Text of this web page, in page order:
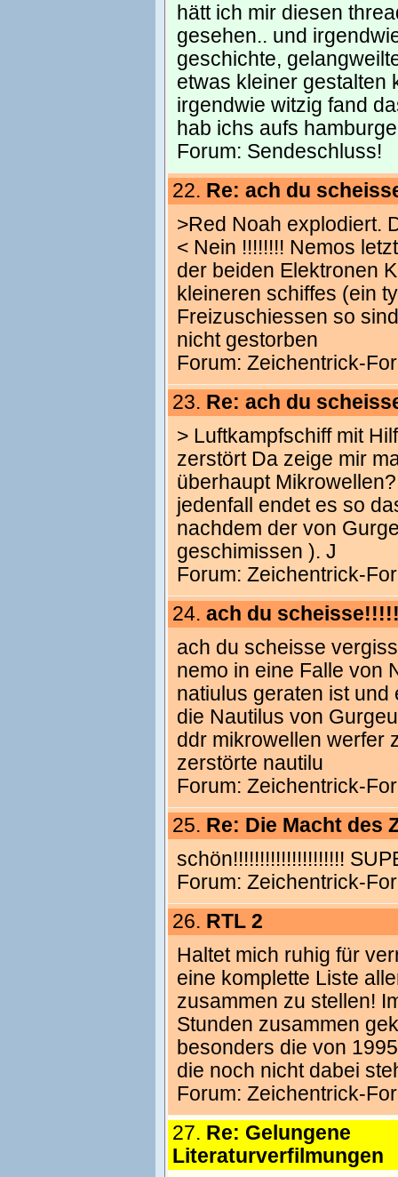
hätt ich mir diesen
gesehen.. und
geschichte,
etwas kleiner gestalten
irgendwie witzig fand
hab ichs aufs
Forum: Sendeschluss!
22. Re: ach du
>Red Noah explodiert.
< Nein !!!!!!!! Nemos
der beiden Elektronen
kleineren schiffes (ein
Freizuschiessen so
nicht gestorben
Forum: Zeichentrick-
23. Re: ach du
> Luftkampfschiff mit
zerstört Da zeige mir
überhaupt
jedenfall endet es so
nachdem der von
geschimissen ). J
Forum: Zeichentrick-
24. ach du
ach du scheisse
nemo in eine Falle von
natiulus geraten ist
die Nautilus von
ddr mikrowellen werfer
zerstörte nautilu
Forum: Zeichentrick-
25. Re: Die Macht des
schön!!!!!!!!!!!!!!!!!!!!!
Forum: Zeichentrick-
26. RTL 2
Haltet mich ruhig für
eine komplette Liste
zusammen zu stellen!
Stunden zusammen
besonders die von
die noch nicht dabei
Forum: Zeichentrick-
27. Re: Gelungene
Literaturverfilmungen